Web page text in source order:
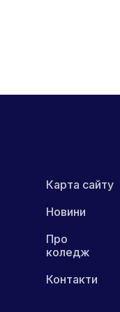
Карта сайту
Новини
Про
коледж
Контакти